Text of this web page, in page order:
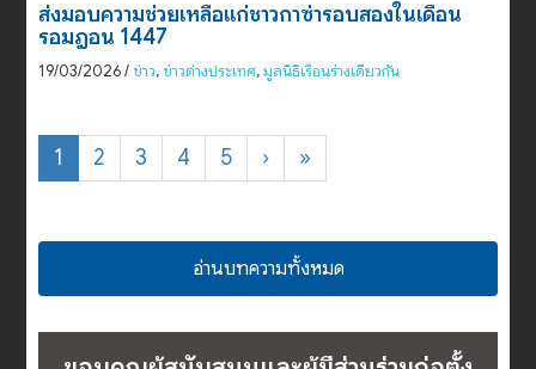
ส่งมอบความช่วยเหลือแก่ชาวกาซ่ารอบสองในเดือน
รอมฎอน 1447
19/03/2026/ ข่าว, ข่าวต่างประเทศ,มูลนิธิเรือนร่างเดียวกัน
1 2 3 4 5 › »
อ่านบทความทั้งหมด